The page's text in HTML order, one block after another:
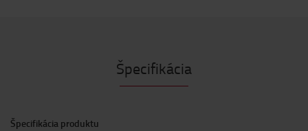
Špecifikácia
Špecifikácia produktu